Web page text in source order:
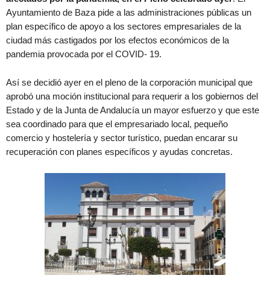
Ayuntamiento de Baza pide a las administraciones públicas un
plan específico de apoyo a los sectores empresariales de la
ciudad más castigados por los efectos económicos de la
pandemia provocada por el COVID- 19.
Así se decidió ayer en el pleno de la corporación municipal que
aprobó una moción institucional para requerir a los gobiernos del
Estado y de la Junta de Andalucía un mayor esfuerzo y que este
sea coordinado para que el empresariado local, pequeño
comercio y hostelería y sector turístico, puedan encarar su
recuperación con planes específicos y ayudas concretas.